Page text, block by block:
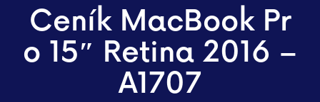
Ceník MacBook Pr
o 15″ Retina 2016 –
A1707